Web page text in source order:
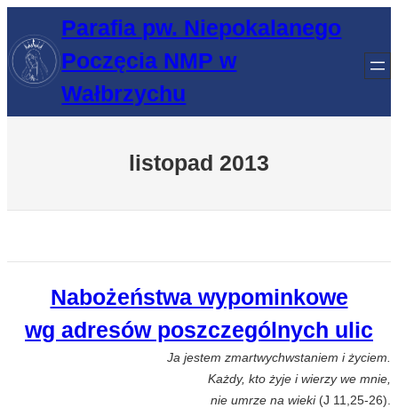
treści
Parafia pw. Niepokalanego
Poczęcia NMP w
Wałbrzychu
listopad 2013
Nabożeństwa wypominkowe
wg adresów poszczególnych ulic
Ja jestem zmartwychwstaniem i życiem.
Każdy, kto żyje i wierzy we mnie,
nie umrze na wieki (J 11,25-26).